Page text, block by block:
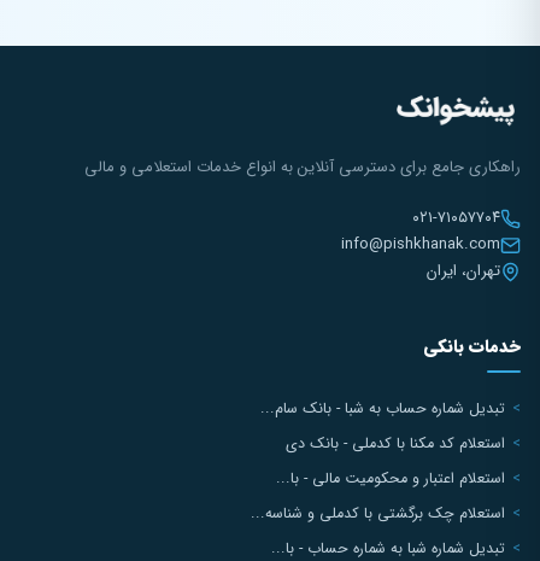
راهکاری جامع برای دسترسی آنلاین به انواع خدمات استعلامی و مالی
۰۲۱-۷۱۰۵۷۷۰۴
info@pishkhanak.com
تهران، ایران
خدمات بانکی
تبدیل شماره حساب به شبا - بانک سام...
استعلام کد مکنا با کدملی - بانک دی
استعلام اعتبار و محکومیت مالی - با...
استعلام چک برگشتی با کدملی و شناسه...
تبدیل شماره شبا به شماره حساب - با...